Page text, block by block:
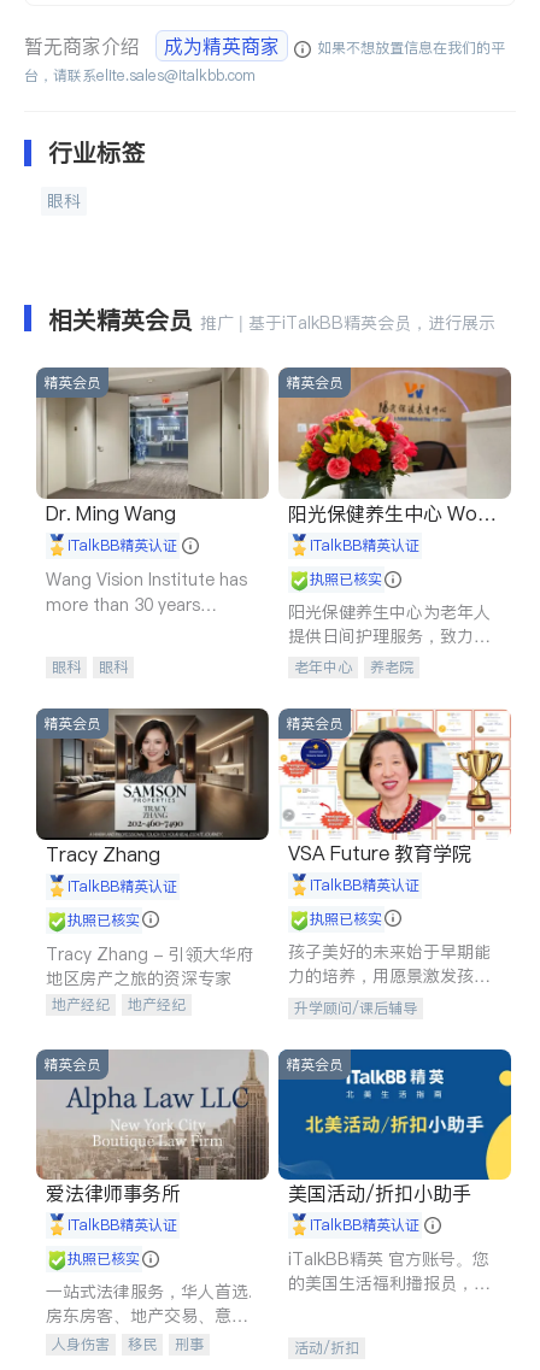
暂无商家介绍 成为精英商家
如果不想放置信息在我们的平
台，请联系elite.sales@italkbb.com
行业标签
眼科
相关精英会员 推广 | 基于iTalkBB精英会员，进行展示
精英会员
Dr. Ming Wang
iTalkBB精英认证
Wang Vision Institute has
more than 30 years
眼科 眼科
精英会员
阳光保健养生中心 World
shine
iTalkBB精英认证
执照已核实
阳光保健养生中心为老年人
提供日间护理服务，致力于
通过持续的护理创新来有效
老年中心 养老院
精英会员
Tracy Zhang
iTalkBB精英认证
执照已核实
Tracy Zhang - 引领大华府
地区房产之旅的资深专家
地产经纪
地产经纪
商铺租售
精英会员
VSA Future 教育学院
iTalkBB精英认证
执照已核实
孩子美好的未来始于早期能
力的培养，用愿景激发孩子
的学习潜力和动力。理念：
拥有成长型心态是成功的基
石。
升学顾问/课后辅导
精英会员
爱法律师事务所
iTalkBB精英认证
执照已核实
一站式法律服务，华人首选.
房东房客、地产交易、意外
伤害、车祸重伤、商业诉
人身伤害 移民
刑事
精英会员
美国活动/折扣小助手
iTalkBB精英认证
iTalkBB精英 官方账号。您
的美国生活福利播报员，精
专属福利。
活动/折扣